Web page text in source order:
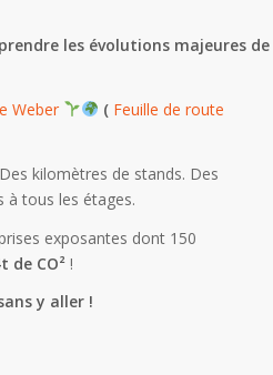
les évolutions majeures de
Weber ( Feuille de route
kilomètres de stands. Des
à tous les étages.
exposantes dont 150
de CO² !
y aller !